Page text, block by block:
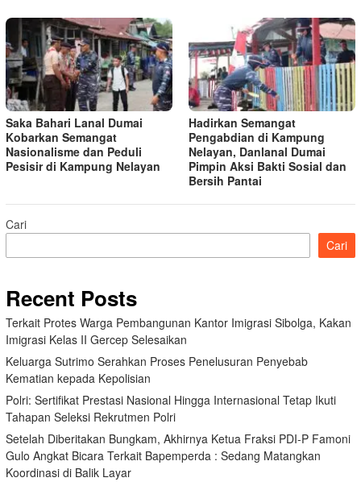
Saka Bahari Lanal Dumai
Kobarkan Semangat
Nasionalisme dan Peduli
Pesisir di Kampung Nelayan
Hadirkan Semangat
Pengabdian di Kampung
Nelayan, Danlanal Dumai
Pimpin Aksi Bakti Sosial dan
Bersih Pantai
Cari
Cari
Recent Posts
Terkait Protes Warga Pembangunan Kantor Imigrasi Sibolga, Kakan
Imigrasi Kelas II Gercep Selesaikan
Keluarga Sutrimo Serahkan Proses Penelusuran Penyebab
Kematian kepada Kepolisian
Polri: Sertifikat Prestasi Nasional Hingga Internasional Tetap Ikuti
Tahapan Seleksi Rekrutmen Polri
Setelah Diberitakan Bungkam, Akhirnya Ketua Fraksi PDI-P Famoni
Gulo Angkat Bicara Terkait Bapemperda : Sedang Matangkan
Koordinasi di Balik Layar